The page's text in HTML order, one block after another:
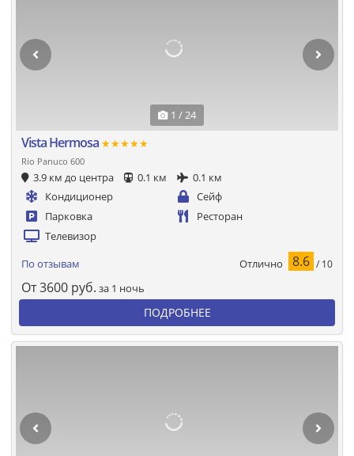
1 / 24
Vista Hermosa ★★★★★
Rio Panuco 600
3.9 км до центра 0.1 км
0.1 км
Кондиционер
Сейф
Парковка
Ресторан
Телевизор
По отзывам Отлично 8.6 / 10
От3600 руб. за 1 ночь
ПОДРОБНЕЕ